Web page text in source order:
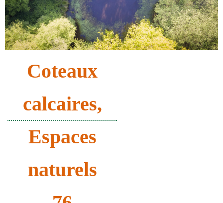
Coteaux
calcaires,
Espaces
naturels